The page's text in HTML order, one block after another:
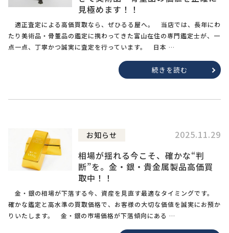
見極めます！！
適正査定による高価買取なら、ぜひるる屋へ。 当店では、長年にわ
たり美術品・骨董品の鑑定に携わってきた富山在住の専門鑑定士が、一
点一点、丁寧かつ誠実に査定を行っています。 日本 …
続きを読む
お知らせ
2025.11.29
相場が揺れる今こそ、確かな“判
断”を。金・銀・貴金属製品高価買
取中！！
金・銀の相場が下落する今、資産を見直す最適なタイミングです。
確かな鑑定と高水準の買取価格で、お客様の大切な価値を誠実にお預か
りいたします。 金・銀の市場価格が下落傾向にある …